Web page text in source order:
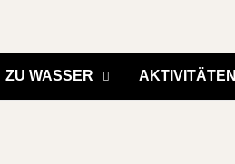
ZU WASSER AKTIVITÄTEN